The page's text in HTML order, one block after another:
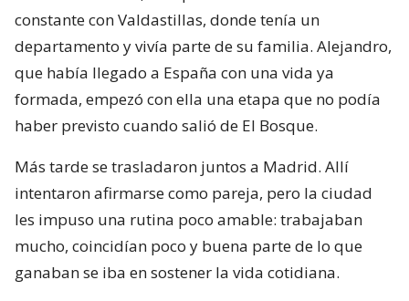
constante con Valdastillas, donde tenía un
departamento y vivía parte de su familia. Alejandro,
que había llegado a España con una vida ya
formada, empezó con ella una etapa que no podía
haber previsto cuando salió de El Bosque.
Más tarde se trasladaron juntos a Madrid. Allí
intentaron afirmarse como pareja, pero la ciudad
les impuso una rutina poco amable: trabajaban
mucho, coincidían poco y buena parte de lo que
ganaban se iba en sostener la vida cotidiana.